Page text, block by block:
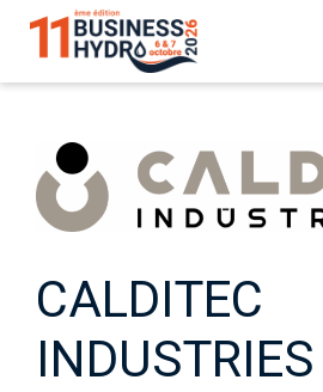
contenu
CALDITEC
INDUSTRIES